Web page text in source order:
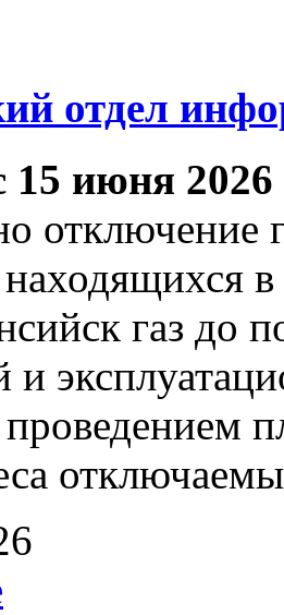
отдел
15 июня
отключение
газ до
и
проведением